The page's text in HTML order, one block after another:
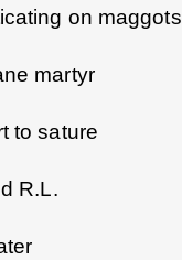
on maggots
martyr
to sature
R.L.